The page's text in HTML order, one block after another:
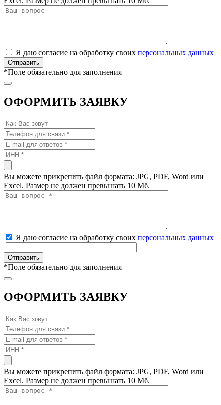
Я даю согласие на обработку своих персональных данных
*Поле обязательно для заполнения
ОФОРМИТЬ ЗАЯВКУ
Вы можете прикрепить файл формата: JPG, PDF, Word или
Excel. Размер не должен превышать 10 Мб.
Я даю согласие на обработку своих персональных данных
*Поле обязательно для заполнения
ОФОРМИТЬ ЗАЯВКУ
Вы можете прикрепить файл формата: JPG, PDF, Word или
Excel. Размер не должен превышать 10 Мб.